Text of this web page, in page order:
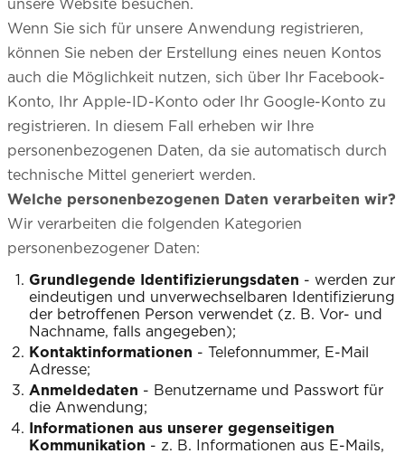
unsere Website besuchen.
Wenn Sie sich für unsere Anwendung registrieren,
können Sie neben der Erstellung eines neuen Kontos
auch die Möglichkeit nutzen, sich über Ihr Facebook-
Konto, Ihr Apple-ID-Konto oder Ihr Google-Konto zu
registrieren. In diesem Fall erheben wir Ihre
personenbezogenen Daten, da sie automatisch durch
technische Mittel generiert werden.
Welche personenbezogenen Daten verarbeiten wir?
Wir verarbeiten die folgenden Kategorien
personenbezogener Daten:
Grundlegende Identifizierungsdaten - werden zur
eindeutigen und unverwechselbaren Identifizierung
der betroffenen Person verwendet (z. B. Vor- und
Nachname, falls angegeben);
Kontaktinformationen - Telefonnummer, E-Mail
Adresse;
Anmeldedaten - Benutzername und Passwort für
die Anwendung;
Informationen aus unserer gegenseitigen
Kommunikation - z. B. Informationen aus E-Mails,